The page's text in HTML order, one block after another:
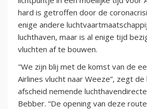
hard is getroffen door de
enige andere
luchthaven, maar is al enige tijd
vluchten af te bouwen.
"We zijn blij met de komst van de
Airlines vlucht naar Weeze”, zegt
afscheid nemende
Bebber. “De opening van deze